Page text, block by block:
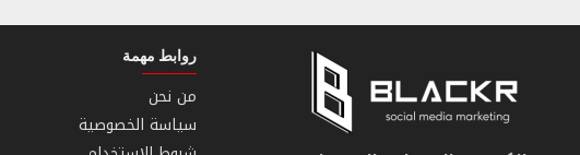
روابط مهمة
من نحن
سياسة الخصوصية